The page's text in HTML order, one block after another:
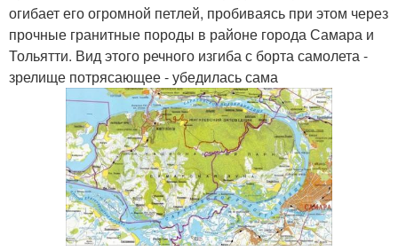
огибает его огромной петлей, пробиваясь при этом через
прочные гранитные породы в районе города Самара и
Тольятти. Вид этого речного изгиба с борта самолета -
зрелище потрясающее - убедилась сама